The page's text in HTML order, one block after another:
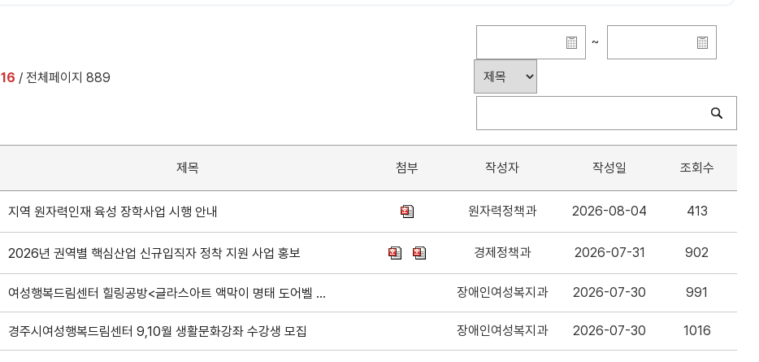
16 / 전체페이지 889
~
제목 첨부 작성자 작성일 조회수
지역 원자력인재 육성 장학사업 시행 안내 원자력정책과 2026-08-04 413
2026년 권역별 핵심산업 신규입직자 정착 지원 사업 홍보 경제정책과 2026-07-31 902
여성행복드림센터 힐링공방<글라스아트 액막이 명태 도어벨 만들기> 수강생 모집 장애인여성복지과 2026-07-30 991
경주시여성행복드림센터 9,10월 생활문화강좌 수강생 모집 장애인여성복지과 2026-07-30 1016